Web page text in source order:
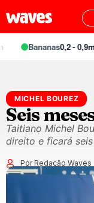
Bananas0,2 - 0,9m
MICHEL BOUREZ
Seis
Taitiano Michel
direito e ficará
Por Redação Waves